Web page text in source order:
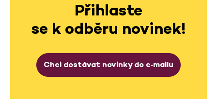
Přihlaste
se k odběru novinek!
Chci dostávat novinky do e‑mailu